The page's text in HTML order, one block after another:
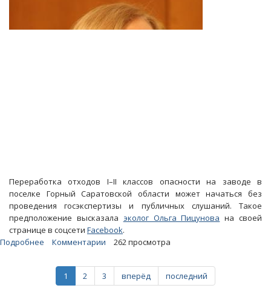
«обработки»
пользователей
Переработка отходов I–II классов опасности на заводе в
поселке Горный Саратовской области может начаться без
проведения госэкспертизы и публичных слушаний. Такое
предположение высказала эколог Ольга Пицунова на своей
странице в соцсети Facebook.
Подробнее
Пицунова:
Госэкспертизу
Комментарии 262 просмотра
1 2 3 вперёд последний